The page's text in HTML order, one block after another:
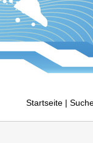
Startseite |